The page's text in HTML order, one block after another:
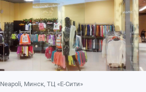
Neapoli, Минск, ТЦ «Е-Сити»